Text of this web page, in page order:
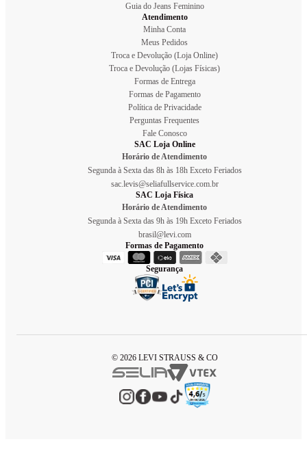
Guia do Jeans Feminino
Atendimento
Minha Conta
Meus Pedidos
Troca e Devolução (Loja Online)
Troca e Devolução (Lojas Físicas)
Formas de Entrega
Formas de Pagamento
Política de Privacidade
Perguntas Frequentes
Fale Conosco
SAC Loja Online
Horário de Atendimento
Segunda à Sexta das 8h às 18h Exceto Feriados
sac.levis@seliafullservice.com.br
SAC Loja Física
Horário de Atendimento
Segunda à Sexta das 9h às 19h Exceto Feriados
brasil@levi.com
Formas de Pagamento
Segurança
© 2026 LEVI STRAUSS & CO